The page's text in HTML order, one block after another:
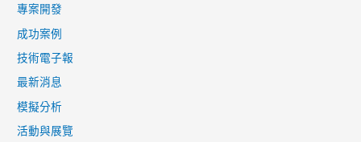
專案開發
成功案例
技術電子報
最新消息
模擬分析
活動與展覽